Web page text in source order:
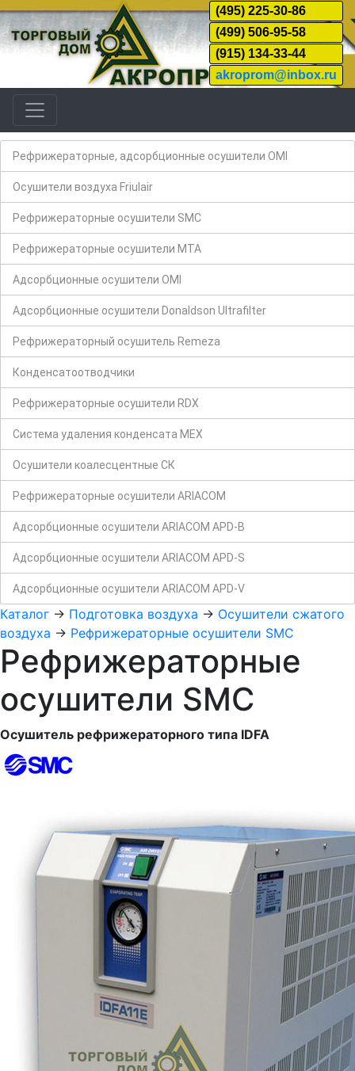
(495) 225-30-86
(499) 506-95-58
(915) 134-33-44
akroprom@inbox.ru
Рефрижераторные, адсорбционные осушители OMI
Осушители воздуха Friulair
Рефрижераторные осушители SMC
Рефрижераторные осушители MTA
Адсорбционные осушители OMI
Адсорбционные осушители Donaldson Ultrafilter
Рефрижераторный осушитель Remeza
Конденсатоотводчики
Рефрижераторные осушители RDX
Система удаления конденсата MEX
Осушители коалесцентные СК
Рефрижераторные осушители ARIACOM
Адсорбционные осушители ARIACOM APD-B
Адсорбционные осушители ARIACOM APD-S
Адсорбционные осушители ARIACOM APD-V
Каталог -> Подготовка воздуха -> Осушители сжатого
воздуха -> Рефрижераторные осушители SMC
Рефрижераторные
осушители SMC
Осушитель рефрижераторного типа IDFA